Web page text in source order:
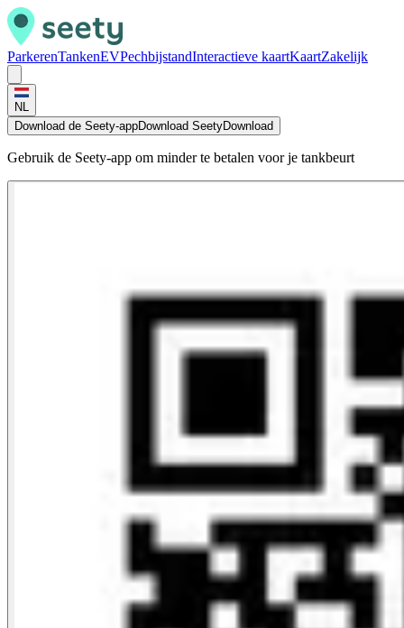
ParkerenTankenEVPechbijstandInteractieve kaartKaartZakelijk
NL
Download de Seety-appDownload SeetyDownload
Gebruik de Seety-app om minder te betalen voor je tankbeurt